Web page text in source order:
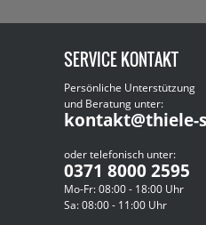
SERVICE KONTAKT
Persönliche Unterstützung
und Beratung unter:
kontakt@thiele-
oder telefonisch unter:
0371 8000 2595
Mo-Fr: 08:00 - 18:00 Uhr
Sa: 08:00 - 11:00 Uhr